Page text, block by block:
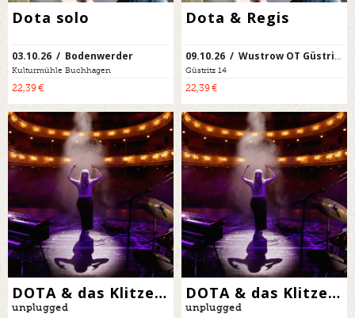
Dota solo
03.10.26 / Bodenwerder
Kulturmühle Buchhagen
22,39 €
Dota & Regis
09.10.26 / Wustrow OT Güstritz
Güstritz 14
22,39 €
DOTA & das Klitzekleine Orchester
unplugged
DOTA & das Klitzekleine Orchester
unplugged